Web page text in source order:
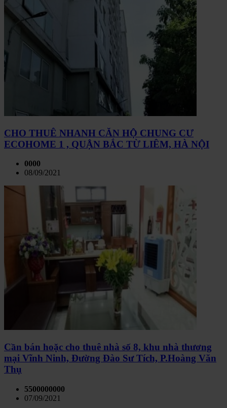
CHO THUÊ NHANH CĂN HỘ CHUNG CƯ
ECOHOME 1 , QUẬN BẮC TỪ LIÊM, HÀ NỘI
0000
08/09/2021
Cần bán hoặc cho thuê nhà số 8, khu nhà thương
mại Vĩnh Ninh, Đường Đào Sư Tích, P.Hoàng Văn
Thụ
5500000000
07/09/2021